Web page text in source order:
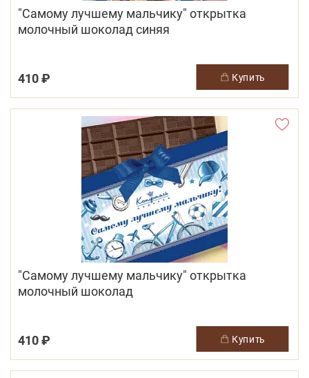
"Самому лучшему мальчику" открытка
молочный шоколад синяя
410 ₽ купить
"Самому лучшему мальчику" открытка
молочный шоколад
410 ₽ купить